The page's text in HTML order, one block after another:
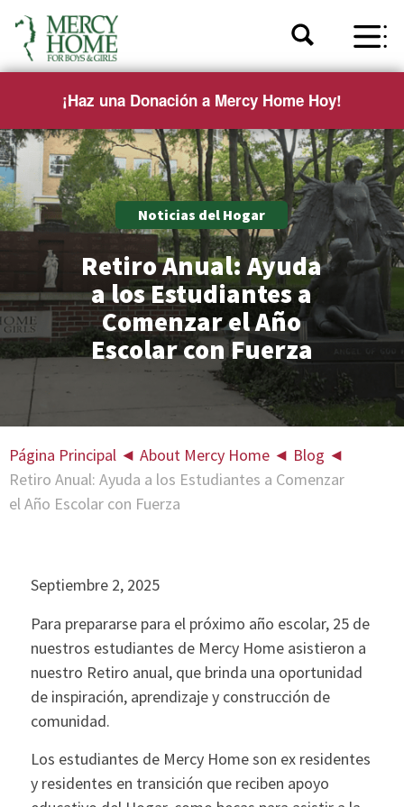
¡Haz una Donación a Mercy Home Hoy!
Noticias del Hogar
Retiro Anual: Ayuda
a los Estudiantes a
Comenzar el Año
Escolar con Fuerza
Página Principal ◄ About Mercy Home ◄ Blog ◄
Retiro Anual: Ayuda a los Estudiantes a Comenzar
el Año Escolar con Fuerza
Septiembre 2, 2025
Para prepararse para el próximo año escolar, 25 de
nuestros estudiantes de Mercy Home asistieron a
nuestro Retiro anual, que brinda una oportunidad
de inspiración, aprendizaje y construcción de
comunidad.
Los estudiantes de Mercy Home son ex residentes
y residentes en transición que reciben apoyo